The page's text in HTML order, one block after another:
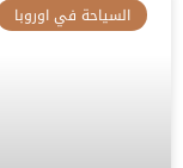
السياحة في اوروبا